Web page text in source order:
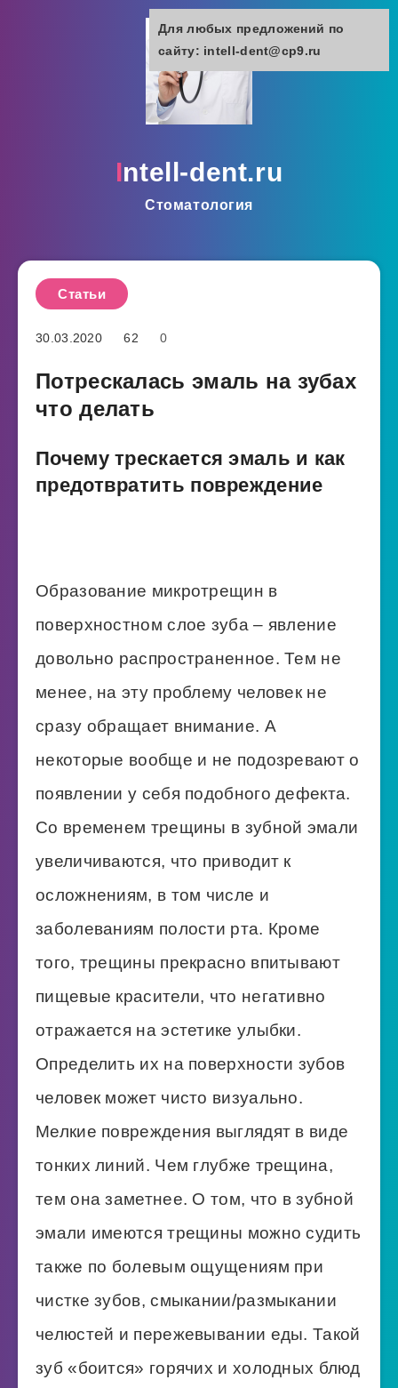
intell-dent.ru
Стоматология
Статьи
30.03.2020 62 0
Потрескалась эмаль на зубах
что делать
Почему трескается эмаль и как
предотвратить повреждение
Образование микротрещин в
поверхностном слое зуба – явление
довольно распространенное. Тем не
менее, на эту проблему человек не
сразу обращает внимание. А
некоторые вообще и не подозревают о
появлении у себя подобного дефекта.
Со временем трещины в зубной эмали
увеличиваются, что приводит к
осложнениям, в том числе и
заболеваниям полости рта. Кроме
того, трещины прекрасно впитывают
пищевые красители, что негативно
отражается на эстетике улыбки.
Определить их на поверхности зубов
человек может чисто визуально.
Мелкие повреждения выглядят в виде
тонких линий. Чем глубже трещина,
тем она заметнее. О том, что в зубной
эмали имеются трещины можно судить
также по болевым ощущениям при
чистке зубов, смыкании/размыкании
челюстей и пережевывании еды. Такой
зуб «боится» горячих и холодных блюд
Для любых предложений по
сайту: intell-dent@cp9.ru